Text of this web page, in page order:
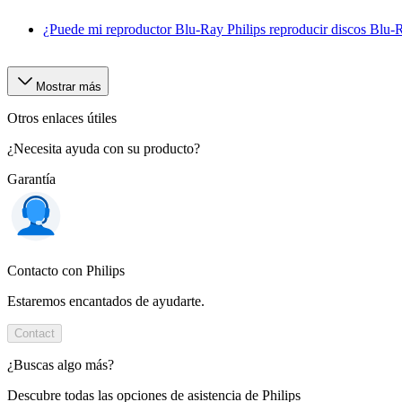
¿Puede mi reproductor Blu-Ray Philips reproducir discos Blu-
Mostrar más
Otros enlaces útiles
¿Necesita ayuda con su producto?
Garantía
Contacto con Philips
Estaremos encantados de ayudarte.
Contact
¿Buscas algo más?
Descubre todas las opciones de asistencia de Philips